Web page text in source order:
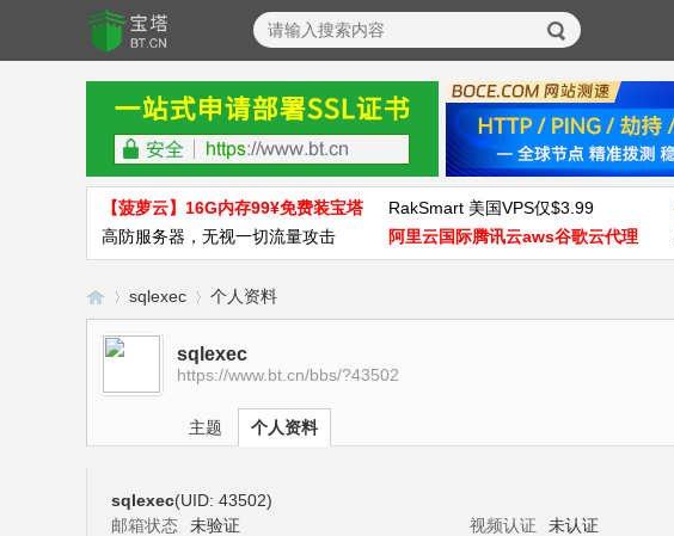
【菠萝云】16G内存99¥免费装宝塔 RakSmart 美国VPS仅$3.99
高防服务器，无视一切流量攻击
阿里云国际腾讯云aws谷歌云代理
宝›
sqlexec 个人资料
sqlexec
https://www.bt.cn/bbs/?43502
主题 个人资料
sqlexec(UID: 43502)
邮箱状态
未验证 视频认证 未认证